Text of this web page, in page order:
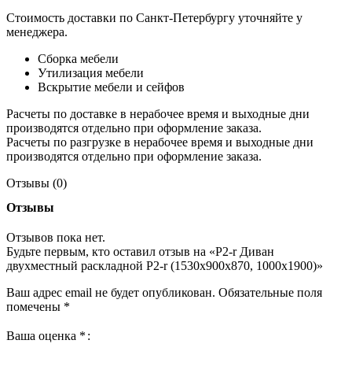
Стоимость доставки по Санкт-Петербургу уточняйте у
менеджера.
Сборка мебели
Утилизация мебели
Вскрытие мебели и сейфов
Расчеты по доставке в нерабочее время и выходные дни
производятся отдельно при оформление заказа.
Расчеты по разгрузке в нерабочее время и выходные дни
производятся отдельно при оформление заказа.
Отзывы (0)
Отзывы
Отзывов пока нет.
Будьте первым, кто оставил отзыв на «P2-r Диван
двухместный раскладной P2-r (1530х900х870, 1000х1900)»
Ваш адрес email не будет опубликован. Обязательные поля
помечены *
Ваша оценка *